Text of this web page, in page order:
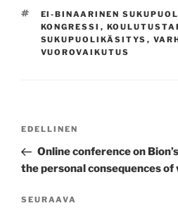
AVAINSANAT
EI-BINAARINEN
KONGRESSI ,
SUKUPUOLIKÄSITYS ,
VUOROVAIKUTUS
Edellinen
artikkeli
EDELLINEN
Online conference on
the personal consequences of
Seuraava
SEURAAVA